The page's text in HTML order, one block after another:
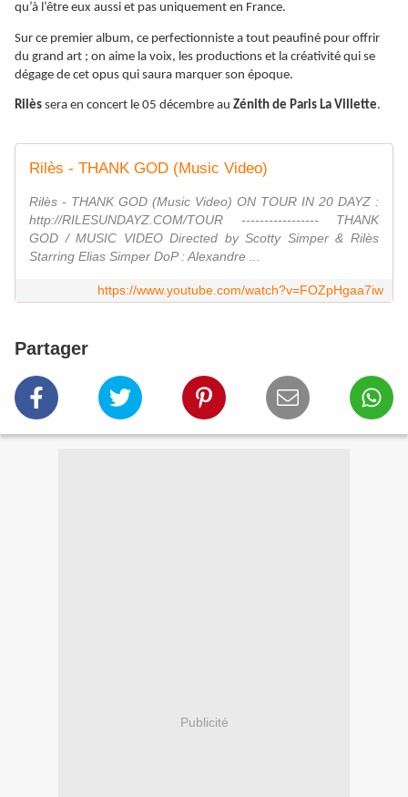
qu’à l’être eux aussi et pas uniquement en France.
Sur ce premier album, ce perfectionniste a tout peaufiné pour offrir
du grand art ; on aime la voix, les productions et la créativité qui se
dégage de cet opus qui saura marquer son époque.
Rilès sera en concert le 05 décembre au Zénith de Paris La Villette.
Rilès - THANK GOD (Music Video)
Rilès - THANK GOD (Music Video) ON TOUR IN 20 DAYZ :
http://RILESUNDAYZ.COM/TOUR ----------------- THANK
GOD / MUSIC VIDEO Directed by Scotty Simper & Rilès
Starring Elias Simper DoP : Alexandre ...
https://www.youtube.com/watch?v=FOZpHgaa7iw
Partager
Publicité